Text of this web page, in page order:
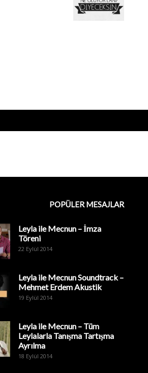
POPÜLER MESAJLAR
Leyla ile Mecnun – İmza
Töreni
22 Eylül 2014
Leyla ile Mecnun Soundtrack –
Mehmet Erdem Akustik
19 Eylül 2014
Leyla ile Mecnun – Tüm
Leylalarla Tanışma Tartışma
Ayrılma
18 Eylül 2014